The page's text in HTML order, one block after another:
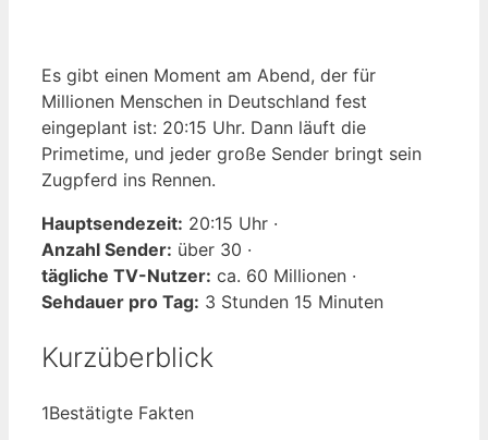
Es gibt einen Moment am Abend, der für
Millionen Menschen in Deutschland fest
eingeplant ist: 20:15 Uhr. Dann läuft die
Primetime, und jeder große Sender bringt sein
Zugpferd ins Rennen.
Hauptsendezeit: 20:15 Uhr ·
Anzahl Sender: über 30 ·
tägliche TV-Nutzer: ca. 60 Millionen ·
Sehdauer pro Tag: 3 Stunden 15 Minuten
Kurzüberblick
1Bestätigte Fakten